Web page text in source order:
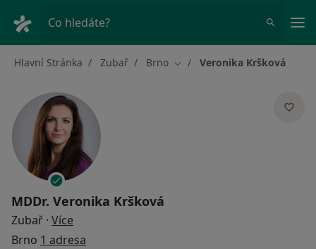
Co hledáte?
Hlavní Stránka Zubař Brno Změna města
Veronika Kršková
MDDr. Veronika Kršková
Zubař · Více
Brno 1 adresa